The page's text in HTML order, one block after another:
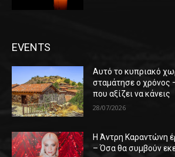
EVENTS
Αυτό το κυπριακό
σταμάτησε ο χρόνος
που αξίζει να κάνεις
28/07/2026
Η Άντρη Καραντώνη
– Όσα θα συμβούν